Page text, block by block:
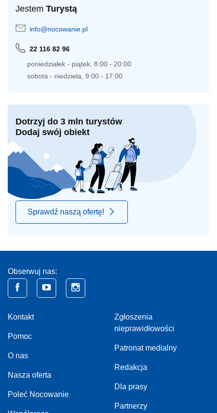
Jestem Turystą
info@nocowanie.pl
22 116 82 96
poniedziałek - piątek, 8:00 - 20:00
sobota - niedziela, 9:00 - 17:00
Dotrzyj do 3 mln turystów
Dodaj swój obiekt
Sprawdź naszą ofertę!
Obserwuj nas:
Kontakt
Pomoc
O nas
Nasza oferta
Poleć Nocowanie
Zgłoszenia
nieprawidłowości
Patronat medialny
Redakcja
Dla prasy
Partnerzy